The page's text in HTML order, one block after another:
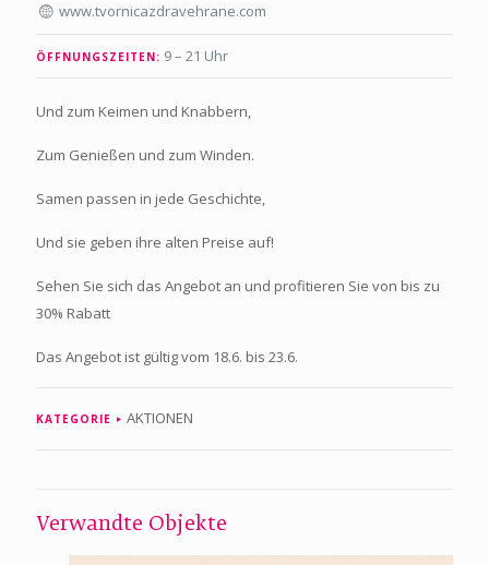
www.tvornicazdravehrane.com
ÖFFNUNGSZEITEN: 9 – 21 Uhr
Und zum Keimen und Knabbern,
Zum Genießen und zum Winden.
Samen passen in jede Geschichte,
Und sie geben ihre alten Preise auf!
Sehen Sie sich das Angebot an und profitieren Sie von bis zu
30% Rabatt
Das Angebot ist gültig vom 18.6. bis 23.6.
KATEGORIE AKTIONEN
Verwandte Objekte